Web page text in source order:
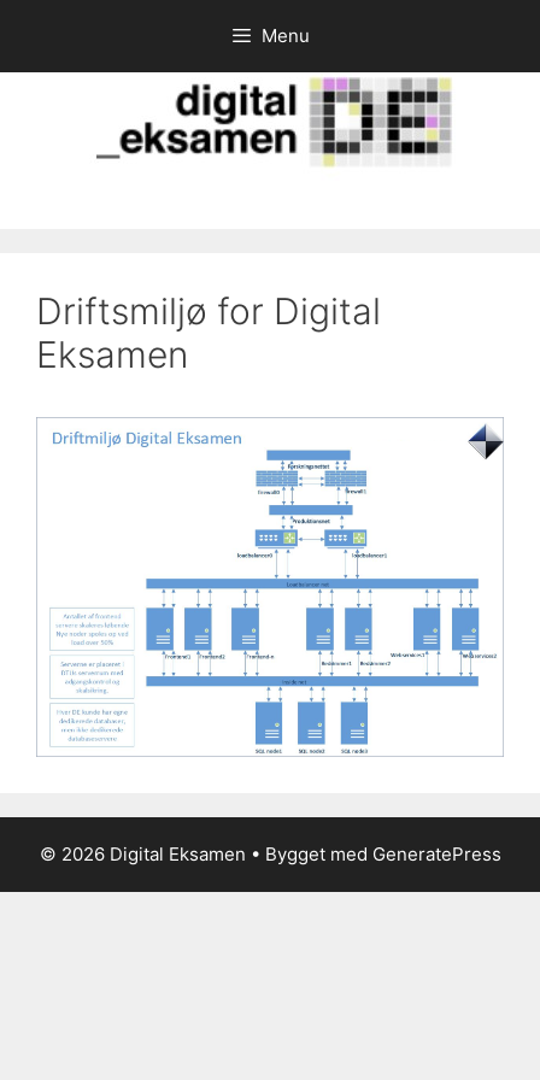
indhold
Menu
Driftsmiljø for Digital
Eksamen
© 2026 Digital Eksamen • Bygget med GeneratePress